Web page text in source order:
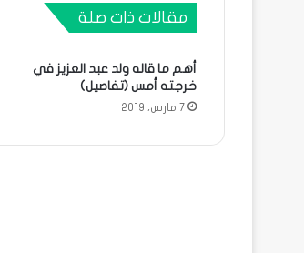
مقالات ذات صلة
أهم ما قاله ولد عبد العزيز في
خرجته أمس (تفاصيل)
7 مارس، 2019